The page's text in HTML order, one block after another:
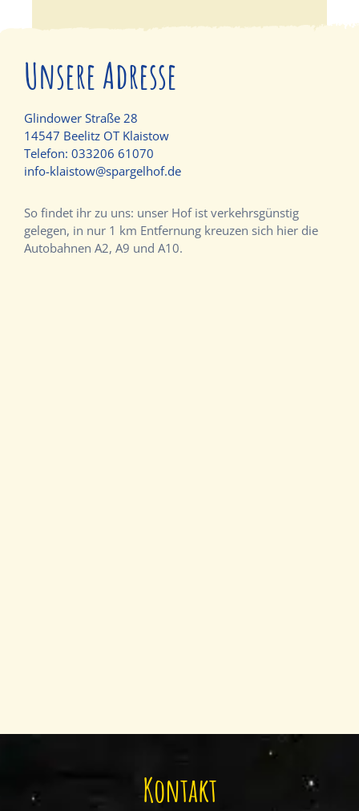
Unsere Adresse
Glindower Straße 28
14547 Beelitz OT Klaistow
Telefon: 033206 61070
info-klaistow@spargelhof.de
So findet ihr zu uns: unser Hof ist verkehrsgünstig
gelegen, in nur 1 km Entfernung kreuzen sich hier die
Autobahnen A2, A9 und A10.
Kontakt